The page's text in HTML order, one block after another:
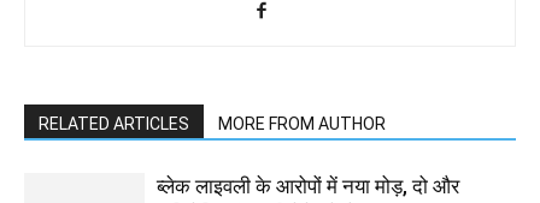
RELATED ARTICLES MORE FROM AUTHOR
ब्लेक लाइवली के आरोपों में नया मोड़, दो और